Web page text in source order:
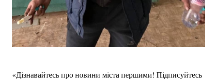
«Дізнавайтесь про новини міста першими! Підписуйтесь